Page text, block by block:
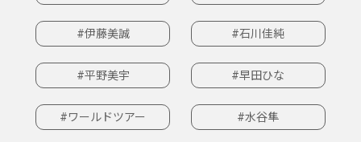
#伊藤美誠 #石川佳純
#平野美宇 #早田ひな
#ワールドツアー #水谷隼